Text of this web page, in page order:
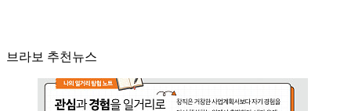
브라보 추천뉴스